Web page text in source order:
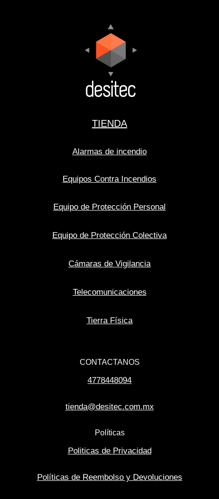
TIENDA
Alarmas de incendio
Equipos Contra Incendios
Equipo de Protección Personal
Equipo de Protección Colectiva
Cámaras de Vigilancia
Telecomunicaciones
Tierra Física
CONTACTANOS
4778448094
tienda@desitec.com.mx
Políticas
Politicas de Privacidad
Políticas de Reembolso y Devoluciones